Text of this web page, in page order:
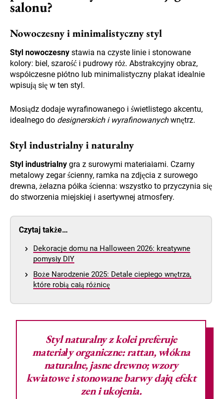
salonu?
Nowoczesny i minimalistyczny styl
Styl nowoczesny stawia na czyste linie i stonowane
kolory: biel, szarość i pudrowy róż. Abstrakcyjny obraz,
współczesne płótno lub minimalistyczny plakat idealnie
wpisują się w ten styl.
Mosiądz dodaje wyrafinowanego i świetlistego akcentu,
idealnego do designerskich i wyrafinowanychwnętrz.
Styl industrialny i naturalny
Styl industrialny gra z surowymi materiałami. Czarny
metalowy zegar ścienny, ramka na zdjęcia z surowego
drewna, żelazna półka ścienna: wszystko to przyczynia się
do stworzenia miejskiej i asertywnej atmosfery.
Czytaj także…
Dekoracje domu na Halloween 2026: kreatywne
pomysły DIY
Boże Narodzenie 2025: Detale ciepłego wnętrza,
które robią całą różnicę
Styl naturalnyz kolei preferuje
materiały organiczne: rattan, włókna
naturalne, jasne drewno; wzory
kwiatowe i stonowane barwy dają efekt
zen i ukojenia.